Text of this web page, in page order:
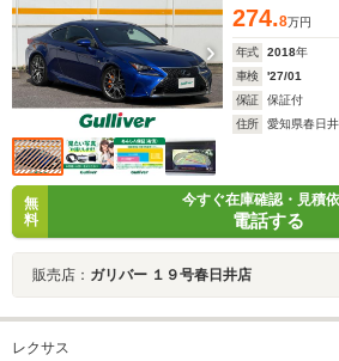
274.8万円
年式 2018年
車検
'27/01
保証
保証付
住所
愛知県春日
無
料
今すぐ在庫確認・見積
電話する
販売店： ガリバー １９号春日井店
レクサス